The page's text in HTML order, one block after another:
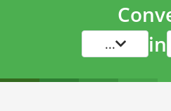
... in